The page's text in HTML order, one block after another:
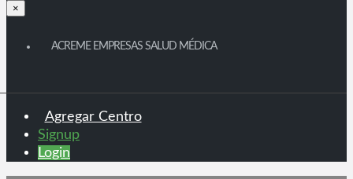
×
ACREME EMPRESAS SALUD MÉDICA
Agregar Centro
Signup
Login